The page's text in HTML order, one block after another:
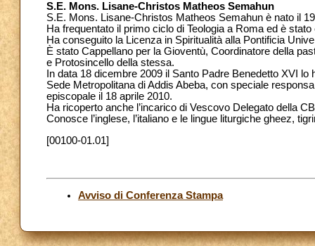
S.E. Mons. Lisane-Christos Matheos Semahun
S.E. Mons. Lisane-Christos Matheos Semahun è nato il
Ha frequentato il primo ciclo di Teologia a Roma ed è
Ha conseguito la Licenza in Spiritualità alla Pontificia
È stato Cappellano per la Gioventù, Coordinatore della
e Protosincello della stessa.
In data 18 dicembre 2009 il Santo Padre Benedetto XVI
Sede Metropolitana di Addis Abeba, con speciale
episcopale il 18 aprile 2010.
Ha ricoperto anche l’incarico di Vescovo Delegato della
Conosce l’inglese, l’italiano e le lingue liturgiche gheez,
[00100-01.01]
Avviso di Conferenza Stampa